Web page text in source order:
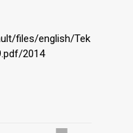
files/english/Tek
2014